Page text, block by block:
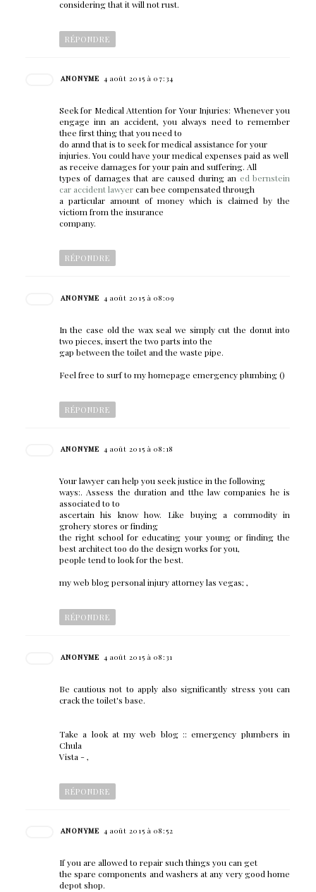
considering that it will not rust.
RÉPONDRE
ANONYME 4 août 2015 à 07:34
Seek for Medical Attention for Your Injuries: Whenever you
engage inn an accident, you always need to remember
thee first thing that you need to
do annd that is to seek for medical assistance for your
injuries. You could have your medical expenses paid as well
as receive damages for your pain and suffering. All
types of damages that are caused during an ed bernstein
car accident lawyercan bee compensated through
a particular amount of money which is claimed by the
victiom from the insurance
company.
RÉPONDRE
ANONYME 4 août 2015 à 08:09
In the case old the wax seal we simply cut the donut into
two pieces, insert the two parts into the
gap between the toilet and the waste pipe.
Feel free to surf to my homepage emergency plumbing ()
RÉPONDRE
ANONYME 4 août 2015 à 08:18
Your lawyer can help you seek justice in the following
ways:. Assess the duration and tthe law companies he is
associated to to
ascertain his know how. Like buying a commodity in
grohery stores or finding
the right school for educating your young or finding the
best architect too do the design works for you,
people tend to look for the best.
my web blog personal injury attorney las vegas; ,
RÉPONDRE
ANONYME 4 août 2015 à 08:31
Be cautious not to apply also significantly stress you can
crack the toilet's base.
Take a look at my web blog :: emergency plumbers in
Chula
Vista -,
RÉPONDRE
ANONYME 4 août 2015 à 08:52
If you are allowed to repair such things you can get
the spare components and washers at any very good home
depot shop.